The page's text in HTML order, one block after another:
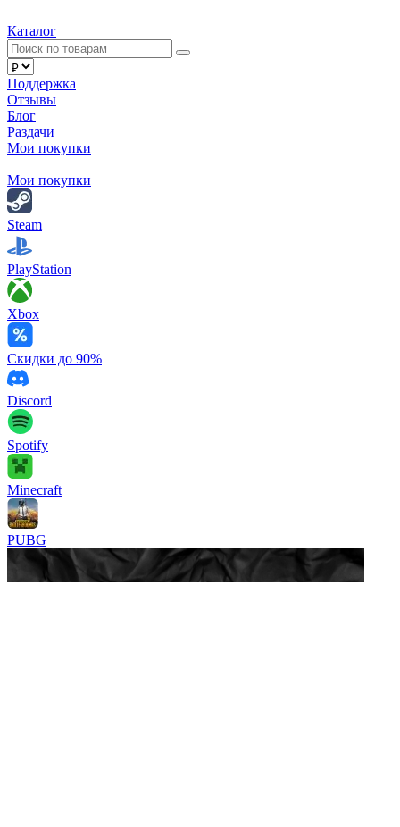
Каталог
Поддержка
Отзывы
Блог
Раздачи
Мои покупки
Мои покупки
Steam
PlayStation
Xbox
Скидки до 90%
Discord
Spotify
Minecraft
PUBG